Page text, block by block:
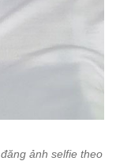
ảnh selfie theo